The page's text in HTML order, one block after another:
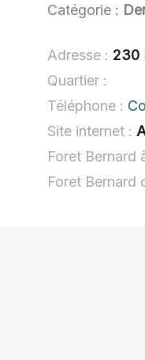
Catégorie :
Adresse : 230
Quartier :
Téléphone :
Site internet :
Foret Bernard
Foret Bernard